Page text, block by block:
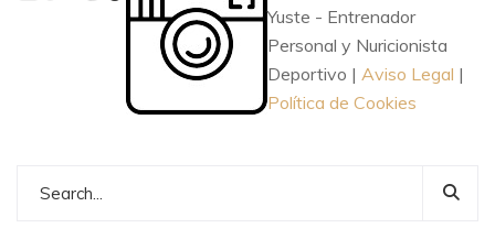
Yuste - Entrenador
Personal y Nuricionista
Deportivo | Aviso Legal |
Política de Cookies